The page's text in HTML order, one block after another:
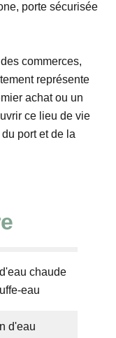
porte sécurisée
commerces,
représente
achat ou un
ce lieu de vie
port et de la
chaude
eau
d'eau